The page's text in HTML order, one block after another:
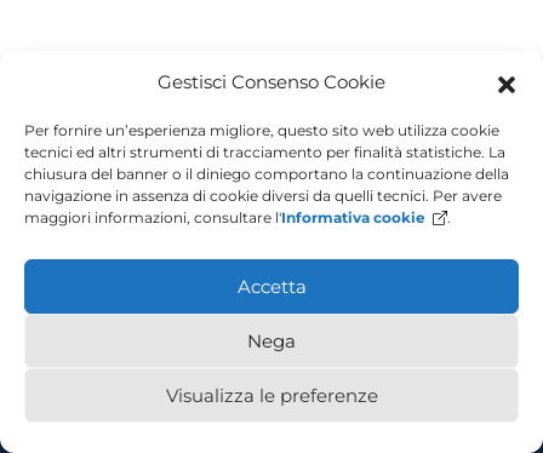
Gestisci Consenso Cookie
Per fornire un’esperienza migliore, questo sito web utilizza cookie
tecnici ed altri strumenti di tracciamento per finalità statistiche. La
chiusura del banner o il diniego comportano la continuazione della
navigazione in assenza di cookie diversi da quelli tecnici. Per avere
maggiori informazioni, consultare l'Informativa cookie .
Accetta
Nega
Visualizza le preferenze
Piazzale Europa, 1 - 34127 - Trieste, Italia - Tel +39 040 558 7111 - P.IVA
00211830328 - C.F. 80013890324 - P.E.C. ateneo@pec.units.it
Privacy Policy Cookie Policy